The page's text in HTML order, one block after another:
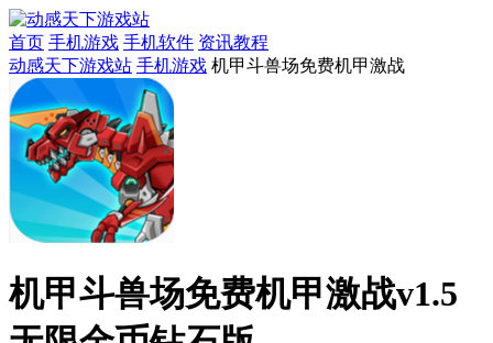
首页 手机游戏 手机软件 资讯教程
动感天下游戏站 手机游戏 机甲斗兽场免费机甲激战
机甲斗兽场免费机甲激战v1.5